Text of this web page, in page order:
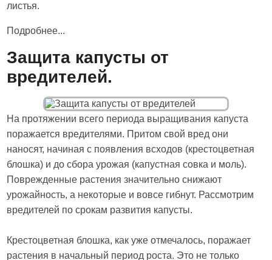
листья.
Подробнее...
Защита капусты от
вредителей.
На протяжении всего периода выращивания капуста
поражается вредителями. Притом свой вред они
наносят, начиная с появления всходов (крестоцветная
блошка) и до сбора урожая (капустная совка и моль).
Поврежденные растения значительно снижают
урожайность, а некоторые и вовсе гибнут. Рассмотрим
вредителей по срокам развития капусты.
Крестоцветная блошка, как уже отмечалось, поражает
растения в начальный период роста. Это не только